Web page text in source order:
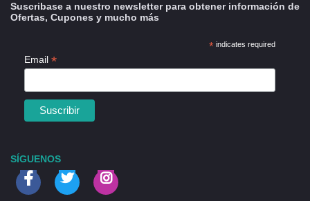
Suscribase a nuestro newsletter para obtener información de
Ofertas, Cupones y mucho más
*indicates required
Email *
SÍGUENOS